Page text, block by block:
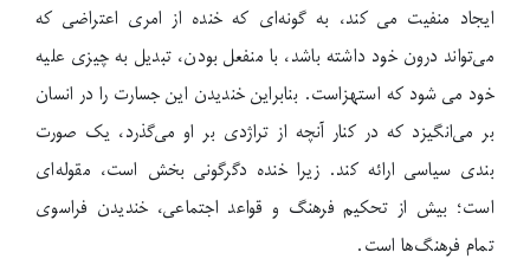
ایجاد منفیت می کند، به گونه‌ای که خنده از امری اعتراضی که
می‌تواند درون خود داشته باشد، با منفعل بودن، تبدیل به چیزی علیه
خود می شود که استهزاست. بنابراین خندیدن این جسارت را در انسان
بر می‌انگیزد که در کنار آنچه از تراژدی بر او می‌گذرد، یک صورت
بندی سیاسی ارائه کند. زیرا خنده دگرگونی بخش است، مقوله‌ای
است؛ بیش از تحکیم فرهنگ و قواعد اجتماعی، خندیدن فراسوی
تمام فرهنگ‌ها است.